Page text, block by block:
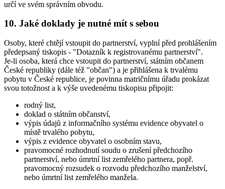
určí ve svém správním obvodu.
10. Jaké doklady je nutné mít s sebou
Osoby, které chtějí vstoupit do partnerství, vyplní před prohlášením
předepsaný tiskopis - "Dotazník k registrovanému partnerství".
Je-li osoba, která chce vstoupit do partnerství, státním občanem
České republiky (dále též "občan") a je přihlášena k trvalému
pobytu v České republice, je povinna matričnímu úřadu prokázat
svou totožnost a k výše uvedenému tiskopisu připojit:
rodný list,
doklad o státním občanství,
výpis údajů z informačního systému evidence obyvatel o
místě trvalého pobytu,
výpis z evidence obyvatel o osobním stavu,
pravomocné rozhodnutí soudu o zrušení předchozího
partnerství, nebo úmrtní list zemřelého partnera, popř.
pravomocný rozsudek o rozvodu předchozího manželství,
nebo úmrtní list zemřelého manžela.